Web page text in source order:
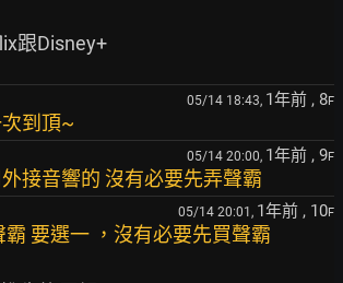
05/14 18:43, 1年前 , 8F
到頂~
05/14 20:00, 1年前 , 9F
接音響的 沒有必要先弄聲霸
05/14 20:01, 1年前 , 10F
霸 要選一 ，沒有必要先買聲霸